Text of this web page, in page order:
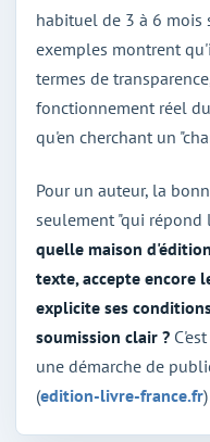
habituel de 3 à 6 mois
exemples montrent
termes de
fonctionnement réel
qu'en cherchant un
Pour un auteur, la
seulement "qui
quelle maison
texte, accepte encore
explicite ses
soumission clair ?
une démarche de
(edition-livre-france.fr)